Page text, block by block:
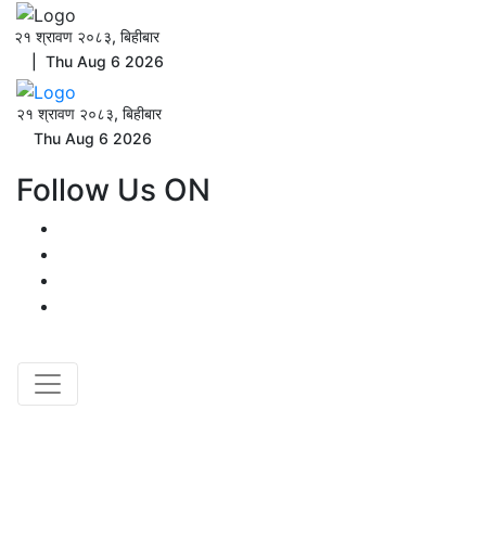
२१ श्रावण २०८३, बिहीबार
| Thu Aug 6 2026
२१ श्रावण २०८३, बिहीबार
Thu Aug 6 2026
Follow Us ON